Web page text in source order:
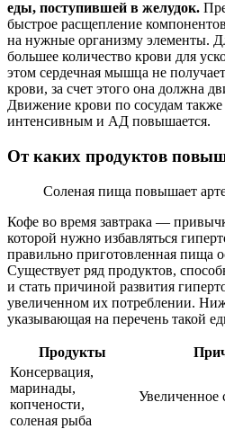
еды, поступившей в желудок.
быстрое расщепление
на нужные организму элементы.
большее количество крови для
этом сердечная мышца не
крови, за счет этого она должна
Движение крови по сосудам также
интенсивным и АД повышается.
От каких продуктов
Соленая пища повышает
Кофе во время завтрака —
которой нужно избавляться
правильно приготовленная пища
Существует ряд продуктов,
и стать причиной развития
увеличенном их потреблении.
указывающая на перечень такой
Продукты
Консервация,
маринады,
копчености,
соленая рыба
Увеличенное